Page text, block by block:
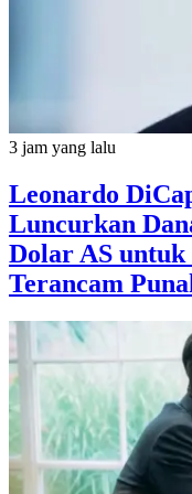
3 jam yang lalu
Leonardo
Luncurkan
Dolar AS untuk
Terancam